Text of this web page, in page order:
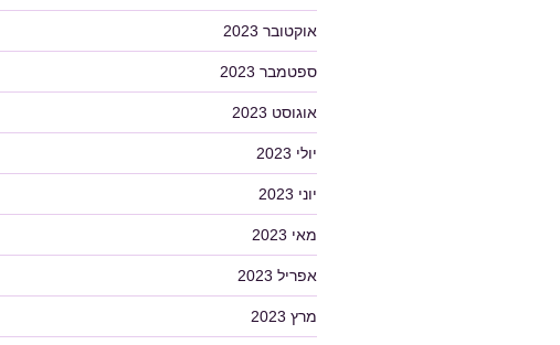
אוקטובר 2023
ספטמבר 2023
אוגוסט 2023
יולי 2023
יוני 2023
מאי 2023
אפריל 2023
מרץ 2023